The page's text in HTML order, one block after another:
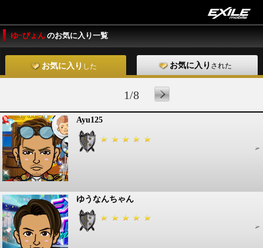
ゆ~ぴょん のお気に入り一覧
お気に入り した お気に入り された
1/8
Ayu125
ゆうなんちゃん